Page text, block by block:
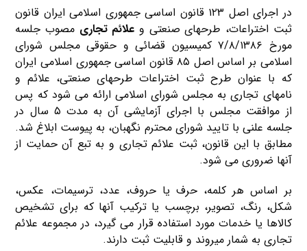
در اجرای اصل ۱۲۳ ‌قانون اساسی جمهوری اسلامی ایران قانون
ثبت اختراعات، طرحهای صنعتی و علائم تجاری مصوب جلسه
مورخ ۷/۸/۱۳۸۶ کمیسیون قضائی و حقوقی مجلس شورای
اسلامی بر اساس اصل ۸۵ قانون اساسی جمهوری اسلامی ایران
که با عنوان طرح ثبت اختراعات طرحهای صنعتی، علائم و
نامهای تجاری به مجلس شورای اسلامی ارائه می شود که پس
از موافقت مجلس با اجرای آزمایشی آن به مدت ۵ سال در
جلسه ‌علنی با تایید شورای محترم نگهبان، به پیوست ابلاغ شد.
مطابق با این قانون، ثبت علائم تجاری و به تبع آن حمایت از
آنها ضروری می‎ شود.
بر اساس هر کلمه، حرف یا حروف، عدد، ترسیمات، عکس،
شکل، رنگ، تصویر، برچسب یا ترکیب آنها که برای تشخیص
کالاها یا خدمات مورد استفاده قرار می گیرد، در مجموعه علائم
تجاری به شمار می‎روند و قابلیت ثبت دارند.